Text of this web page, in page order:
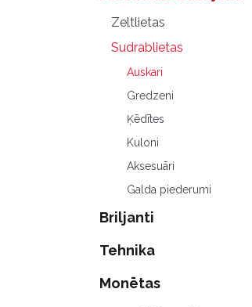
Zeltlietas
Sudrablietas
Auskari
Gredzeni
Ķēdītes
Kuloni
Aksesuāri
Galda piederumi
Briljanti
Tehnika
Monētas